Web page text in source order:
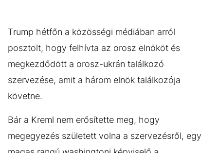
Trump hétfőn a közösségi médiában arról
posztolt, hogy felhívta az orosz elnököt és
megkezdődött a orosz-ukrán találkozó
szervezése, amit a három elnök találkozója
követne.
Bár a Kreml nem erősítette meg, hogy
megegyezés született volna a szervezésről, egy